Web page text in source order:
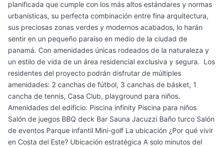
planificada que cumple con los más altos estándares y normas
urbanísticas, su perfecta combinación entre fina arquitectura,
sus preciosas zonas verdes y modernos acabados, lo harán
sentir en un pequeño paraíso en medio de la ciudad de
panamá. Con amenidades únicas rodeados de la naturaleza y
un estilo de vida de un área residencial exclusiva y segura. Los
residentes del proyecto podrán disfrutar de múltiples
amenidades: 2 canchas de fútbol, 3 canchas de básket, 1
cancha de tennis, Casa Club, playground para niños.
Amenidades del edificio: Piscina infinity Piscina para niños
Salón de juegos BBQ deck Bar Sauna Jacuzzi Baño turco Salón
de eventos Parque infantil Mini-golf La ubicación ¿Por qué vivir
en Costa del Este? Ubicación estratégica A solo minutos del